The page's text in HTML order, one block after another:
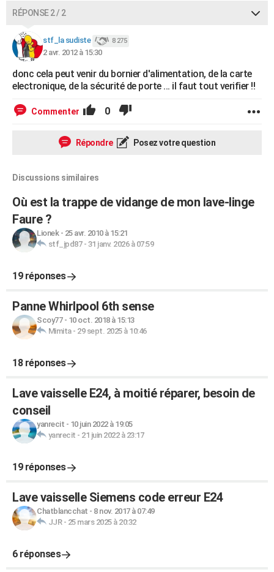
RÉPONSE 2 / 2
stf_la sudiste 8 275
2 avr. 2012 à 15:30
donc cela peut venir du bornier d'alimentation, de la carte
electronique, de la sécurité de porte ... il faut tout verifier !!
Commenter 0
Répondre Posez votre question
Discussions similaires
Où est la trappe de vidange de mon lave-linge
Faure ?
Lionek- 25 avr. 2010 à 15:21
stf_jpd87- 31 janv. 2026 à 07:59
19 réponses
Panne Whirlpool 6th sense
Scoy77- 10 oct. 2018 à 15:13
Mimita- 29 sept. 2025 à 10:46
18 réponses
Lave vaisselle E24, à moitié réparer, besoin de
conseil
yanrecit - 10 juin 2022 à 19:05
yanrecit - 21 juin 2022 à 23:17
19 réponses
Lave vaisselle Siemens code erreur E24
Chatblancchat - 8 nov. 2017 à 07:49
JJR- 25 mars 2025 à 20:32
6 réponses